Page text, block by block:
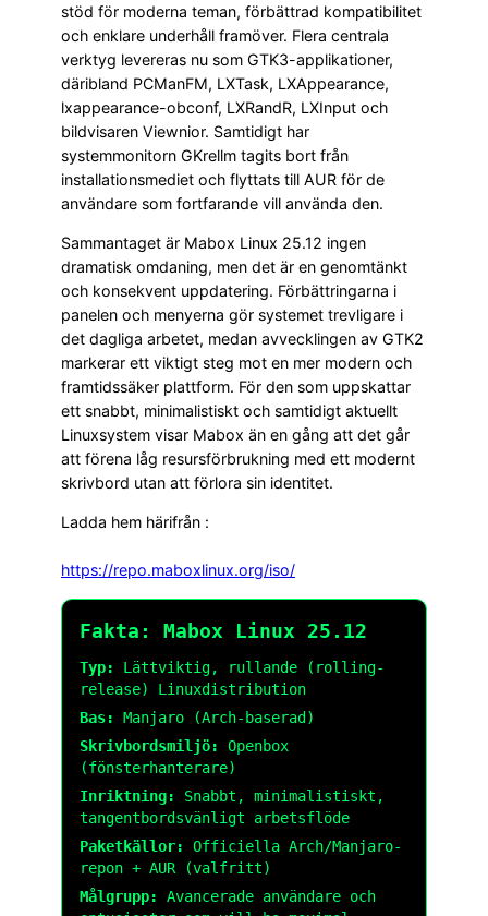
stöd för moderna teman, förbättrad kompatibilitet
och enklare underhåll framöver. Flera centrala
verktyg levereras nu som GTK3-applikationer,
däribland PCManFM, LXTask, LXAppearance,
lxappearance-obconf, LXRandR, LXInput och
bildvisaren Viewnior. Samtidigt har
systemmonitorn GKrellm tagits bort från
installationsmediet och flyttats till AUR för de
användare som fortfarande vill använda den.
Sammantaget är Mabox Linux 25.12 ingen
dramatisk omdaning, men det är en genomtänkt
och konsekvent uppdatering. Förbättringarna i
panelen och menyerna gör systemet trevligare i
det dagliga arbetet, medan avvecklingen av GTK2
markerar ett viktigt steg mot en mer modern och
framtidssäker plattform. För den som uppskattar
ett snabbt, minimalistiskt och samtidigt aktuellt
Linuxsystem visar Mabox än en gång att det går
att förena låg resursförbrukning med ett modernt
skrivbord utan att förlora sin identitet.
Ladda hem härifrån :
https://repo.maboxlinux.org/iso/
Fakta: Mabox Linux 25.12
Typ:
Lättviktig, rullande (rolling-
release) Linuxdistribution
Bas:
Manjaro (Arch-baserad)
Skrivbordsmiljö:
Openbox
(fönsterhanterare)
Inriktning:
Snabbt, minimalistiskt,
tangentbordsvänligt arbetsflöde
Paketkällor:
Officiella Arch/Manjaro-
repon + AUR (valfritt)
Målgrupp:
Avancerade användare och